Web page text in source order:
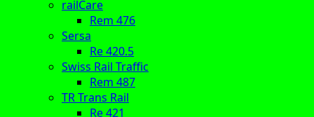
railCare
Rem 476
Sersa
Re 420.5
Swiss Rail Traffic
Rem 487
TR Trans Rail
Re 421